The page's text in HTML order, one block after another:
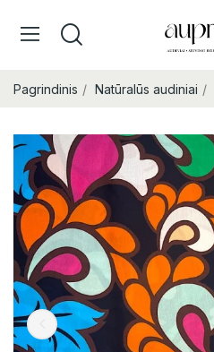
Pagrindinis Natūralūs audiniai